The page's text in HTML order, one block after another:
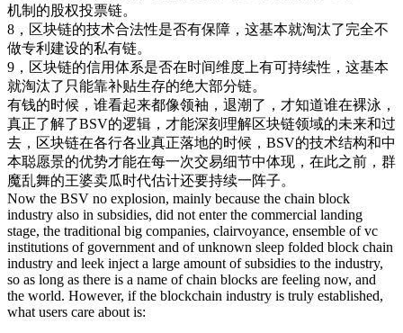
机制的股权投票链。
8，区块链的技术合法性是否有保障，这基本就淘汰了完全不
做专利建设的私有链。
9，区块链的信用体系是否在时间维度上有可持续性，这基本
就淘汰了只能靠补贴生存的绝大部分链。
有钱的时候，谁看起来都像领袖，退潮了，才知道谁在裸泳，
真正了解了BSV的逻辑，才能深刻理解区块链领域的未来和过
去，区块链在各行各业真正落地的时候，BSV的技术结构和中
本聪愿景的优势才能在每一次交易细节中体现，在此之前，群
魔乱舞的王婆卖瓜时代估计还要持续一阵子。
Now the BSV no explosion, mainly because the chain block
industry also in subsidies, did not enter the commercial landing
stage, the traditional big companies, clairvoyance, ensemble of vc
institutions of government and of unknown sleep folded block chain
industry and leek inject a large amount of subsidies to the industry,
so as long as there is a name of chain blocks are feeling now, and
the world. However, if the blockchain industry is truly established,
what users care about is: